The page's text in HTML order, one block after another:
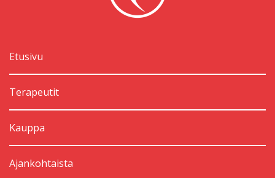
Etusivu
Terapeutit
Kauppa
Ajankohtaista